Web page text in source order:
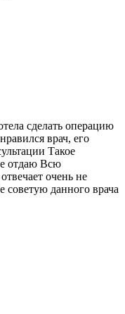
сделать операцию
врач, его
Такое
отдаю Всю
очень не
данного врача